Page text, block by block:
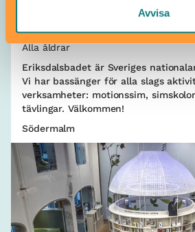
Avvisa
Alla åldrar
Eriksdalsbadet är Sveriges
Vi har bassänger för alla slags
verksamheter: motionssim,
tävlingar. Välkommen!
Södermalm